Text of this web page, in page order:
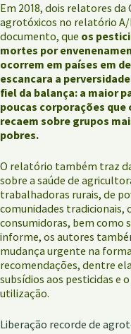
Em 2018, dois relatores
agrotóxicos no relatório
documento, que os
mortes por
ocorrem em países em
escancara a
fiel da balança: a maior
poucas corporações
recaem sobre grupos
pobres.
O relatório também traz
sobre a saúde de
trabalhadoras rurais, de
comunidades tradicionais,
consumidoras, bem como
informe, os autores
mudança urgente na
recomendações, dentre
subsídios aos pesticidas e
utilização.
Liberação recorde de